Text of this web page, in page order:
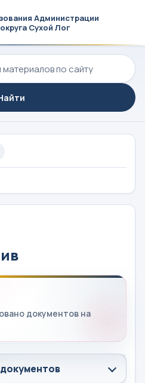
Администрации
Сухой Лог
документов на